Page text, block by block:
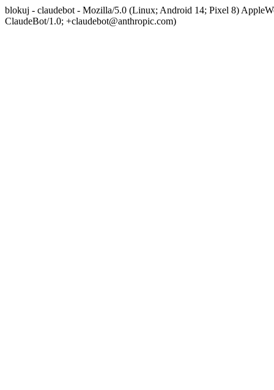
blokuj - claudebot - Mozilla/5.0 (Linux; Android 14; Pixel 8)
ClaudeBot/1.0; +claudebot@anthropic.com)